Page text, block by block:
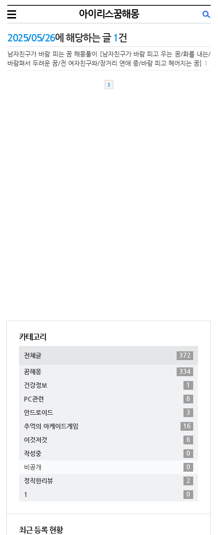
아이리스꿈해몽
2025/05/26에 해당하는 글 1건
남자친구가 바람 피는 꿈 해몽풀이 [남자친구가 바람 피고 우는 꿈/화를 내는/
바람펴서 두려운 꿈/전 여자친구와/장거리 연애 중/바람 피고 헤어지는 꿈] 1
1
카테고리
전체글 372
꿈해몽
334
건강정보
1
PC관련
6
안드로이드
3
추억의 아케이드게임
16
이것저것
6
작성중
0
비공개
0
정직한리뷰
2
1
0
최근 등록 현황